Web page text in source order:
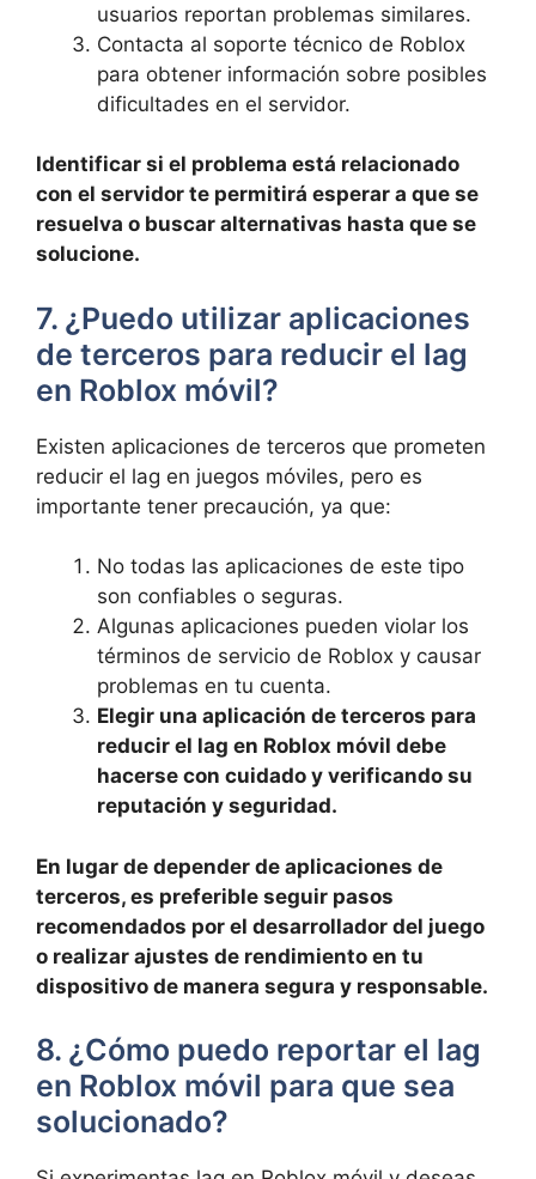
usuarios ⁢reportan problemas similares.
Contacta al soporte⁣ técnico de ⁤Roblox
para obtener⁢ información sobre posibles
dificultades en⁤ el‍ servidor.
Identificar si ‌el problema está relacionado⁤
con ⁤el servidor te permitirá esperar‍ a que⁢ se
⁣resuelva⁤ o buscar alternativas hasta que se
solucione.
7. ¿Puedo‍ utilizar⁢ aplicaciones
de ‌terceros para reducir el lag
en⁣ Roblox móvil?
Existen ​aplicaciones de terceros que prometen‌
reducir el lag en ​juegos móviles, pero es
importante tener precaución, ya que:
No ‌todas las aplicaciones de ‌este tipo⁢
son confiables ‍o seguras.
Algunas aplicaciones pueden‌ violar los
términos de servicio de​ Roblox y causar
problemas en ⁤tu cuenta.
Elegir una aplicación de terceros para
reducir el ​lag ⁢en ‌Roblox móvil⁤ debe
hacerse ‍con cuidado y verificando su
⁢reputación y seguridad.
En lugar de depender de aplicaciones de
terceros,‍ es preferible seguir pasos
recomendados por el desarrollador ​del⁢ juego
o realizar ajustes de⁣ rendimiento en tu
dispositivo de manera‌ segura y responsable.
8.⁣ ¿Cómo ⁤puedo reportar el⁢ lag
en Roblox móvil para que sea
solucionado?